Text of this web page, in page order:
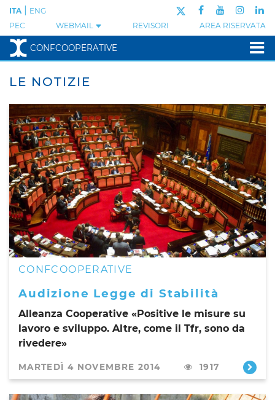
PEC WEBMAIL REVISORI AREA RISERVATA
ITA ENG
CONFCOOPERATIVE
LE NOTIZIE
CONFCOOPERATIVE
Audizione Legge di Stabilità
Alleanza Cooperative «Positive le misure su
lavoro e sviluppo. Altre, come il Tfr, sono da
rivedere»
MARTEDÌ 4 NOVEMBRE 2014 1917